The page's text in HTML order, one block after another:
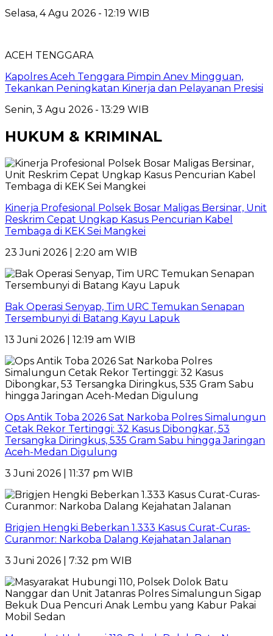
Selasa, 4 Agu 2026 - 12:19 WIB
ACEH TENGGARA
Kapolres Aceh Tenggara Pimpin Anev Mingguan,
Tekankan Peningkatan Kinerja dan Pelayanan Presisi
Senin, 3 Agu 2026 - 13:29 WIB
HUKUM & KRIMINAL
Kinerja Profesional Polsek Bosar Maligas Bersinar, Unit
Reskrim Cepat Ungkap Kasus Pencurian Kabel
Tembaga di KEK Sei Mangkei
23 Juni 2026 | 2:20 am WIB
Bak Operasi Senyap, Tim URC Temukan Senapan
Tersembunyi di Batang Kayu Lapuk
13 Juni 2026 | 12:19 am WIB
Ops Antik Toba 2026 Sat Narkoba Polres Simalungun
Cetak Rekor Tertinggi: 32 Kasus Dibongkar, 53
Tersangka Diringkus, 535 Gram Sabu hingga Jaringan
Aceh-Medan Digulung
3 Juni 2026 | 11:37 pm WIB
Brigjen Hengki Beberkan 1.333 Kasus Curat-Curas-
Curanmor: Narkoba Dalang Kejahatan Jalanan
3 Juni 2026 | 7:32 pm WIB